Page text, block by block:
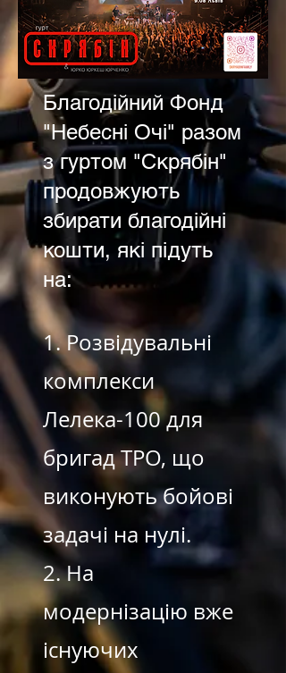
Благодійний Фонд
"Небесні Очі" разом
з гуртом "Скрябін"
продовжують
збирати благодійні
кошти, які підуть
на:
1. Розвідувальні
комплекси
Лелека-100 для
бригад ТРО, що
виконують бойові
задачі на нулі.
2. На
модернізацію вже
існуючих